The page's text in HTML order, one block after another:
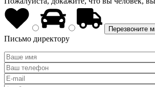
Письмо директору